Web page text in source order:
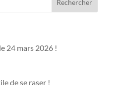
24 mars 2026 !
de se raser !